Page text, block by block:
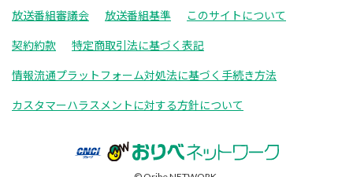
放送番組審議会
放送番組基準
このサイトについて
契約約款
特定商取引法に基づく表記
情報流通プラットフォーム対処法に基づく手続き方法
カスタマーハラスメントに対する方針について